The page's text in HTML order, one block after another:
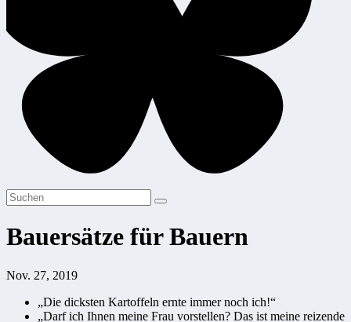
Bauersätze für Bauern
Nov. 27, 2019
„Die dicksten Kartoffeln ernte immer noch ich!“
„Darf ich Ihnen meine Frau vorstellen? Das ist meine reizende